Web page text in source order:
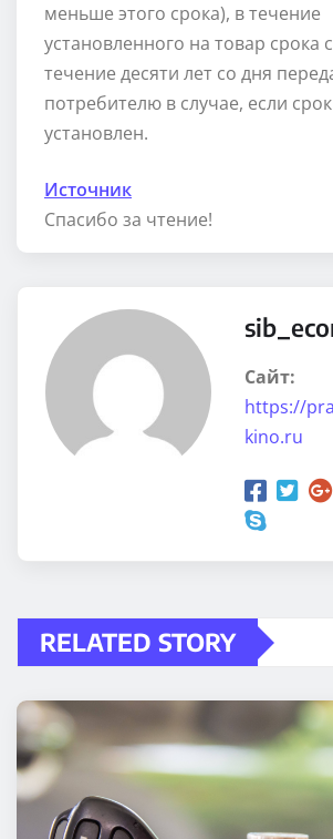
меньше этого срока), в течение
установленного на товар срока
течение десяти лет со дня
потребителю в случае, если
установлен.
Источник
Спасибо за чтение!
Сайт:
https://
kino.ru
RELATED STORY